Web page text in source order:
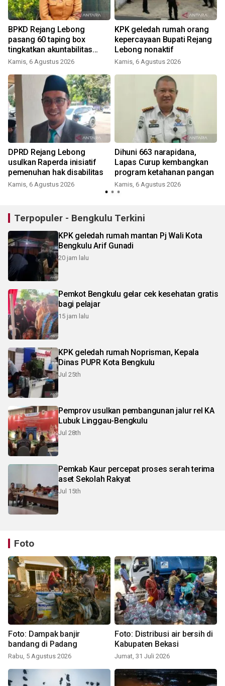
BPKD Rejang Lebong
pasang 60 taping box
tingkatkan akuntabilitas
pajak
Kamis, 6 Agustus 2026
KPK geledah rumah orang
kepercayaan Bupati Rejang
Lebong nonaktif
Kamis, 6 Agustus 2026
DPRD Rejang Lebong
usulkan Raperda inisiatif
pemenuhan hak disabilitas
Kamis, 6 Agustus 2026
Dihuni 663 narapidana,
Lapas Curup kembangkan
program ketahanan pangan
Kamis, 6 Agustus 2026
Terpopuler - Bengkulu Terkini
KPK geledah rumah mantan Pj Wali Kota
Bengkulu Arif Gunadi
20 jam lalu
Pemkot Bengkulu gelar cek kesehatan gratis
bagi pelajar
15 jam lalu
KPK geledah rumah Noprisman, Kepala
Dinas PUPR Kota Bengkulu
Jul 25th
Pemprov usulkan pembangunan jalur rel KA
Lubuk Linggau-Bengkulu
Jul 28th
Pemkab Kaur percepat proses serah terima
aset Sekolah Rakyat
Jul 15th
Foto
Foto: Dampak banjir
bandang di Padang
Rabu, 5 Agustus 2026
Foto: Distribusi air bersih di
Kabupaten Bekasi
Jumat, 31 Juli 2026